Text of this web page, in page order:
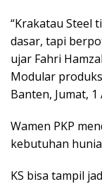
“Krakatau Steel
dasar, tapi
ujar Fahri
Modular
Banten, Jumat, 1
Wamen PKP
kebutuhan
KS bisa tampil